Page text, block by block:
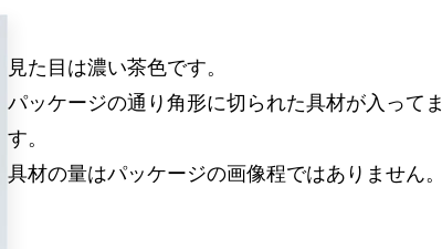
見た目は濃い茶色です。
パッケージの通り角形に切られた具材が入ってま
す。
具材の量はパッケージの画像程ではありません。